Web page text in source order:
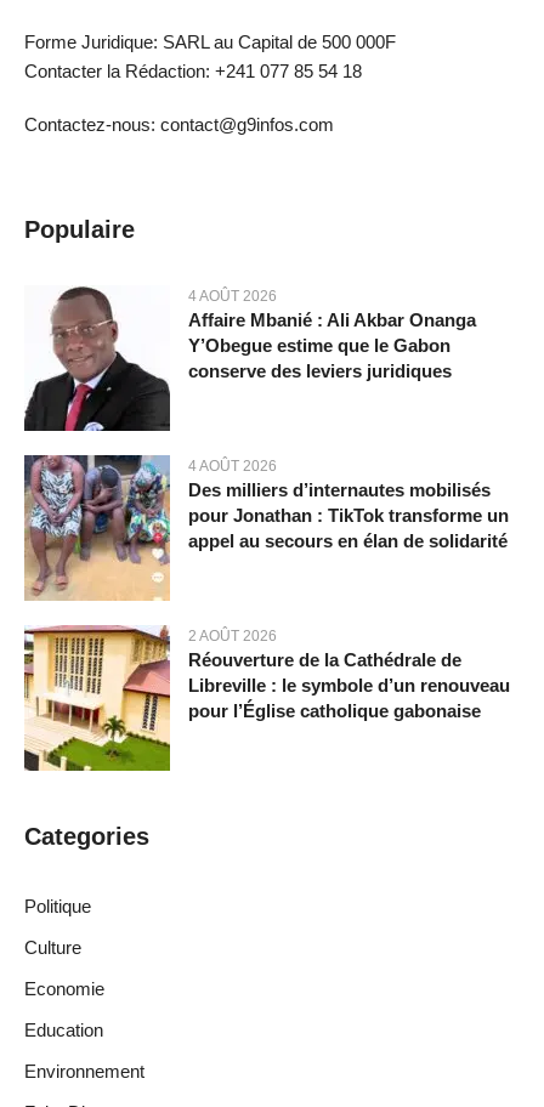
Forme Juridique: SARL au Capital de 500 000F
Contacter la Rédaction: +241 077 85 54 18
Contactez-nous: contact@g9infos.com
Populaire
4 AOÛT 2026
Affaire Mbanié : Ali Akbar Onanga
Y’Obegue estime que le Gabon
conserve des leviers juridiques
4 AOÛT 2026
Des milliers d’internautes mobilisés
pour Jonathan : TikTok transforme un
appel au secours en élan de solidarité
2 AOÛT 2026
Réouverture de la Cathédrale de
Libreville : le symbole d’un renouveau
pour l’Église catholique gabonaise
Categories
Politique
Culture
Economie
Education
Environnement